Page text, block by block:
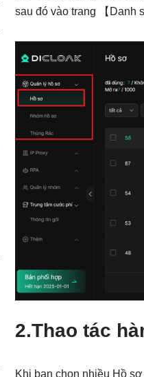
sau đó vào trang 【Danh
2.Thao tác
Khi bạn chọn nhiều Hồ